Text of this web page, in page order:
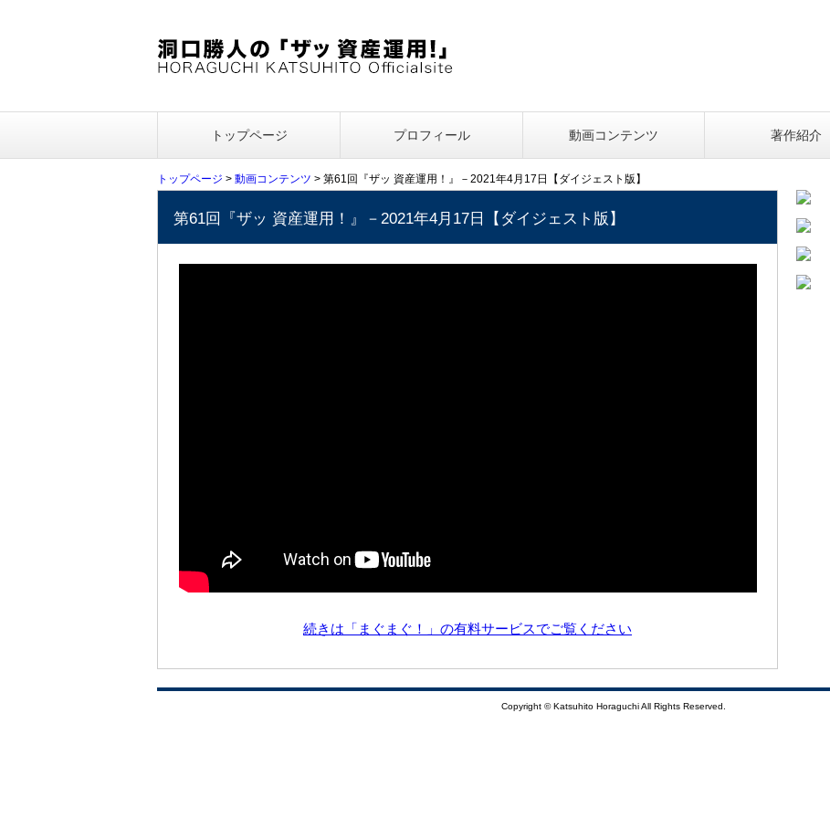
トップページ プロフィール 動画コンテンツ 著作紹介
トップページ > 動画コンテンツ > 第61回『ザッ 資産運用！』－2021年4月17日【ダイジェスト版】
第61回『ザッ 資産運用！』－2021年4月17日【ダイジェスト版】
続きは「まぐまぐ！」の有料サービスでご覧ください
Copyright © Katsuhito Horaguchi All Rights Reserved.